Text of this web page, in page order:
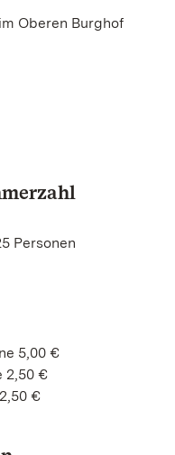
Oberen Burghof
Personen
5,00 €
2,50 €
€